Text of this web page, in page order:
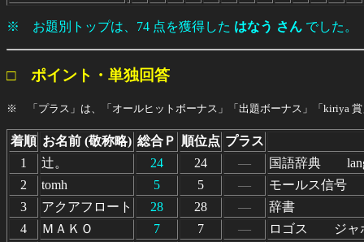
※ お題別トップは、74 点を獲得した はなう さん でした。
□ ポイント・単独回答
※ 「プラス」は、「オールヒットボーナス」「出題ボーナス」「kiriya 賞
着順 お名前 (敬称略) 総合Ｐ 順位点 プラス
1
辻。 24 24 ―
国語辞典
2
tomh 5 5 ―
モールス信
3
アクアフロート 28 28 ―
辞書
4
ＭＡＫＯ 7 7 ―
ロゴス ジ